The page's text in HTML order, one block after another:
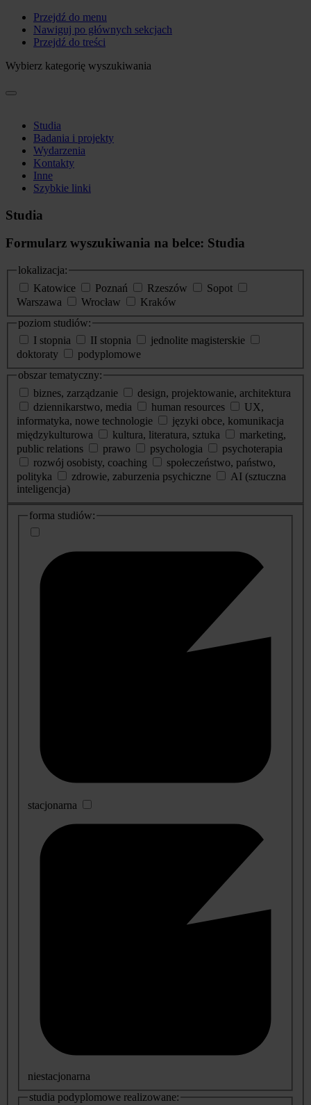
Przejdź do menu
Nawiguj po głównych sekcjach
Przejdź do treści
Wybierz kategorię wyszukiwania
Studia
Badania i projekty
Wydarzenia
Kontakty
Inne
Szybkie linki
Studia
Formularz wyszukiwania na belce: Studia
lokalizacja:
Katowice
Poznań Rzeszów
Sopot
Warszawa
Wrocław
Kraków
poziom studiów:
I stopnia
II stopnia
jednolite magisterskie
doktoraty
podyplomowe
obszar tematyczny:
biznes, zarządzanie
design, projektowanie, architektura
dziennikarstwo, media
human resources
UX,
informatyka, nowe technologie
języki obce, komunikacja
międzykulturowa
kultura, literatura, sztuka
marketing,
public relations
prawo psychologia
psychoterapia
rozwój osobisty, coaching
społeczeństwo, państwo,
polityka
zdrowie, zaburzenia psychiczne
AI (sztuczna
inteligencja)
dodatkowe
informacje
forma studiów:
stacjonarna
niestacjonarna
studia podyplomowe realizowane: